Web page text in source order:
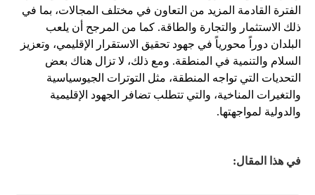
الفترة القادمة المزيد من التعاون في مختلف المجالات، بما في
ذلك الاستثمار والتجارة والطاقة. كما من المرجح أن يلعب
البلدان دوراً محورياً في جهود تحقيق الاستقرار الإقليمي، وتعزيز
السلام والتنمية في المنطقة. ومع ذلك، لا تزال هناك بعض
التحديات التي تواجه المنطقة، مثل التوترات الجيوسياسية
والتغيرات المناخية، والتي تتطلب تضافر الجهود الإقليمية
والدولية لمواجهتها.
في هذا المقال: